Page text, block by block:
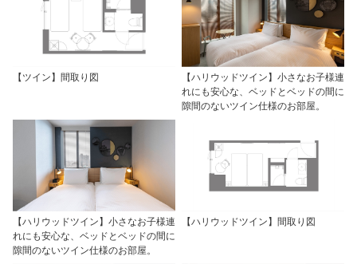
【ツイン】間取り図
【ハリウッドツイン】小さなお子様連
れにも安心な、ベッドとベッドの間に
隙間のないツイン仕様のお部屋。
【ハリウッドツイン】小さなお子様連
れにも安心な、ベッドとベッドの間に
隙間のないツイン仕様のお部屋。
【ハリウッドツイン】間取り図